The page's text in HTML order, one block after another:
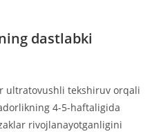
dastlabki
ultratovushli tekshiruv orqali
4-5-haftaligida
rivojlanayotganligini